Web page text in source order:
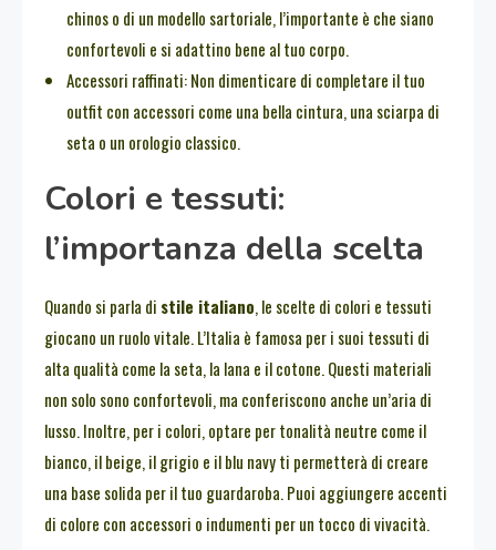
chinos o di un modello sartoriale, l’importante è che siano
confortevoli e si adattino bene al tuo corpo.
Accessori raffinati: Non dimenticare di completare il tuo
outfit con accessori come una bella cintura, una sciarpa di
seta o un orologio classico.
Colori e tessuti:
l’importanza della scelta
Quando si parla di stile italiano, le scelte di colori e tessuti
giocano un ruolo vitale. L’Italia è famosa per i suoi tessuti di
alta qualità come la seta, la lana e il cotone. Questi materiali
non solo sono confortevoli, ma conferiscono anche un’aria di
lusso. Inoltre, per i colori, optare per tonalità neutre come il
bianco, il beige, il grigio e il blu navy ti permetterà di creare
una base solida per il tuo guardaroba. Puoi aggiungere accenti
di colore con accessori o indumenti per un tocco di vivacità.